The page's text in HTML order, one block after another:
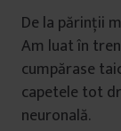
De la părinții
Am luat în
cumpărase
capetele tot
neuronală.